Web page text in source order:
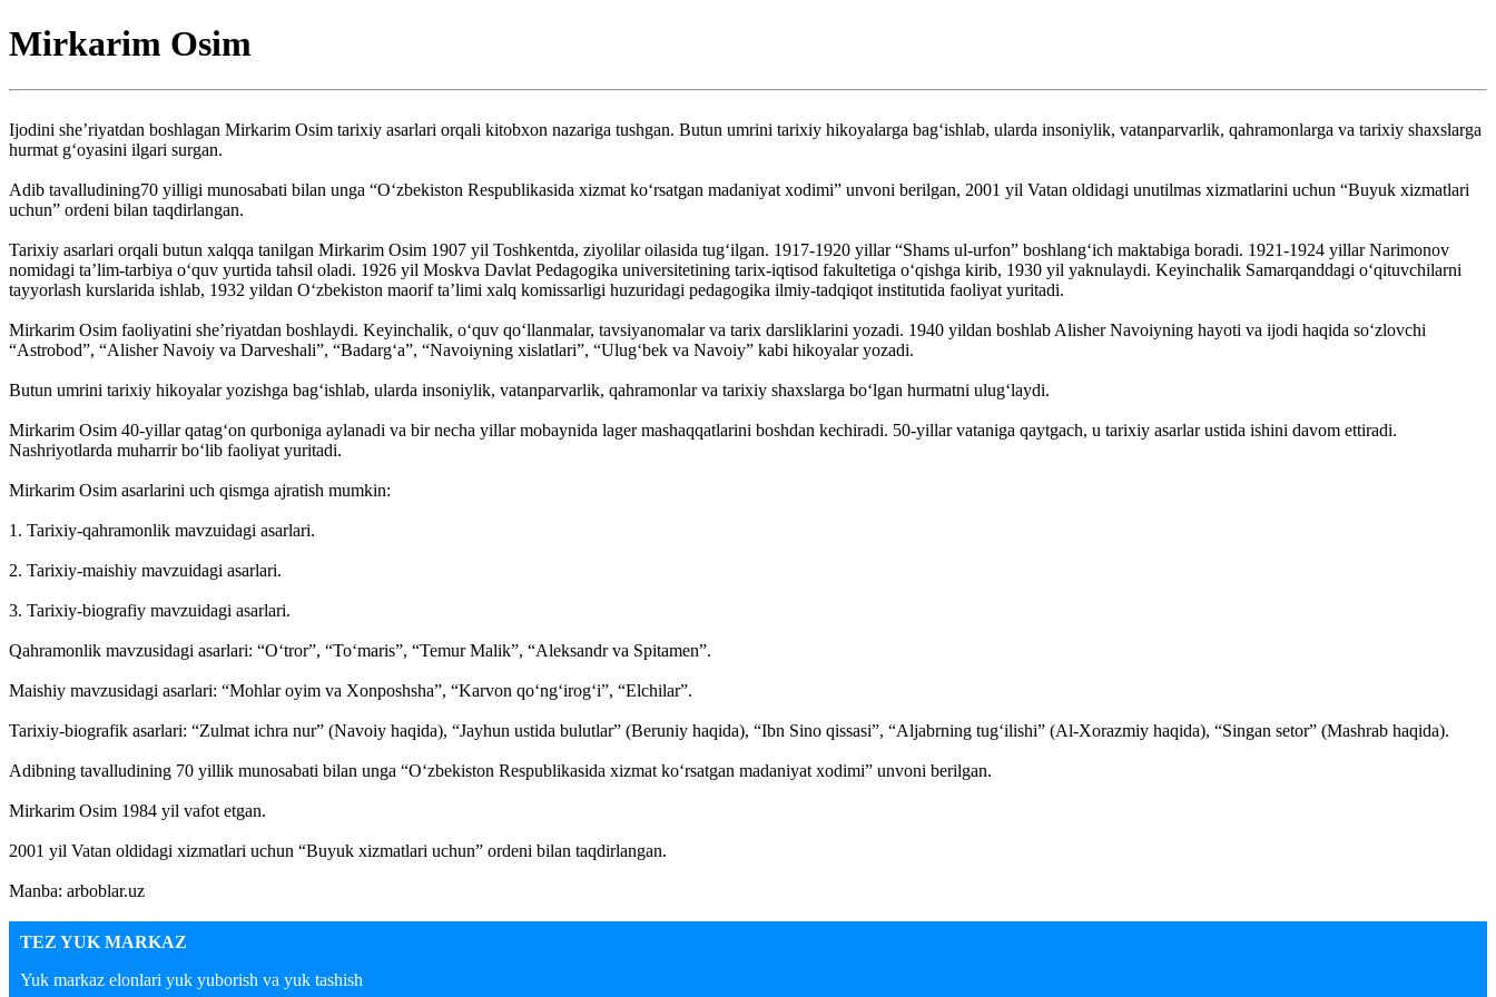
Mirkarim Osim
Ijodini she’riyatdan boshlagan Mirkarim Osim tarixiy asarlari orqali kitobxon nazariga tushgan. Butun umrini tarixiy hikoyalarga bag‘ishlab, ularda insoniylik, vatanparvarlik, qahramonlarga va tarixiy shaxslarga
hurmat g‘oyasini ilgari surgan.
Adib tavalludining70 yilligi munosabati bilan unga “O‘zbekiston Respublikasida xizmat ko‘rsatgan madaniyat xodimi” unvoni berilgan, 2001 yil Vatan oldidagi unutilmas xizmatlarini uchun “Buyuk xizmatlari
uchun” ordeni bilan taqdirlangan.
Tarixiy asarlari orqali butun xalqqa tanilgan Mirkarim Osim 1907 yil Toshkentda, ziyolilar oilasida tug‘ilgan. 1917-1920 yillar “Shams ul-urfon” boshlang‘ich maktabiga boradi. 1921-1924 yillar Narimonov
nomidagi ta’lim-tarbiya o‘quv yurtida tahsil oladi. 1926 yil Moskva Davlat Pedagogika universitetining tarix-iqtisod fakultetiga o‘qishga kirib, 1930 yil yaknulaydi. Keyinchalik Samarqanddagi o‘qituvchilarni
tayyorlash kurslarida ishlab, 1932 yildan O‘zbekiston maorif ta’limi xalq komissarligi huzuridagi pedagogika ilmiy-tadqiqot institutida faoliyat yuritadi.
Mirkarim Osim faoliyatini she’riyatdan boshlaydi. Keyinchalik, o‘quv qo‘llanmalar, tavsiyanomalar va tarix darsliklarini yozadi. 1940 yildan boshlab Alisher Navoiyning hayoti va ijodi haqida so‘zlovchi
“Astrobod”, “Alisher Navoiy va Darveshali”, “Badarg‘a”, “Navoiyning xislatlari”, “Ulug‘bek va Navoiy” kabi hikoyalar yozadi.
Butun umrini tarixiy hikoyalar yozishga bag‘ishlab, ularda insoniylik, vatanparvarlik, qahramonlar va tarixiy shaxslarga bo‘lgan hurmatni ulug‘laydi.
Mirkarim Osim 40-yillar qatag‘on qurboniga aylanadi va bir necha yillar mobaynida lager mashaqqatlarini boshdan kechiradi. 50-yillar vataniga qaytgach, u tarixiy asarlar ustida ishini davom ettiradi.
Nashriyotlarda muharrir bo‘lib faoliyat yuritadi.
Mirkarim Osim asarlarini uch qismga ajratish mumkin:
1. Tarixiy-qahramonlik mavzuidagi asarlari.
2. Tarixiy-maishiy mavzuidagi asarlari.
3. Tarixiy-biografiy mavzuidagi asarlari.
Qahramonlik mavzusidagi asarlari: “O‘tror”, “To‘maris”, “Temur Malik”, “Aleksandr va Spitamen”.
Maishiy mavzusidagi asarlari: “Mohlar oyim va Xonposhsha”, “Karvon qo‘ng‘irog‘i”, “Elchilar”.
Tarixiy-biografik asarlari: “Zulmat ichra nur” (Navoiy haqida), “Jayhun ustida bulutlar” (Beruniy haqida), “Ibn Sino qissasi”, “Aljabrning tug‘ilishi” (Al-Xorazmiy haqida), “Singan setor” (Mashrab haqida).
Adibning tavalludining 70 yillik munosabati bilan unga “O‘zbekiston Respublikasida xizmat ko‘rsatgan madaniyat xodimi” unvoni berilgan.
Mirkarim Osim 1984 yil vafot etgan.
2001 yil Vatan oldidagi xizmatlari uchun “Buyuk xizmatlari uchun” ordeni bilan taqdirlangan.
Manba: arboblar.uz
TEZ YUK MARKAZ
Yuk markaz elonlari yuk yuborish va yuk tashish